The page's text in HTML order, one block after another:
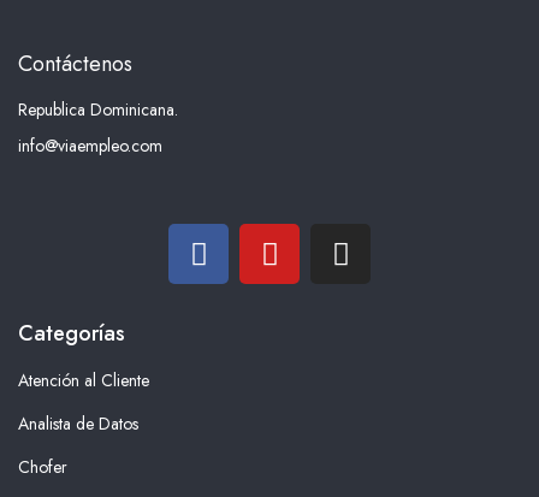
Contáctenos
Republica Dominicana.
info@viaempleo.com
Categorías
Atención al Cliente
Analista de Datos
Chofer